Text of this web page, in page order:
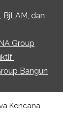
BjLAM, dan
Group
Bangun
Kencana